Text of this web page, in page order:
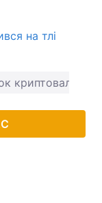
на тлі
криптовалют